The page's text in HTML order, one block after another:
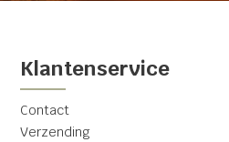
Klantenservice
Contact
Verzending